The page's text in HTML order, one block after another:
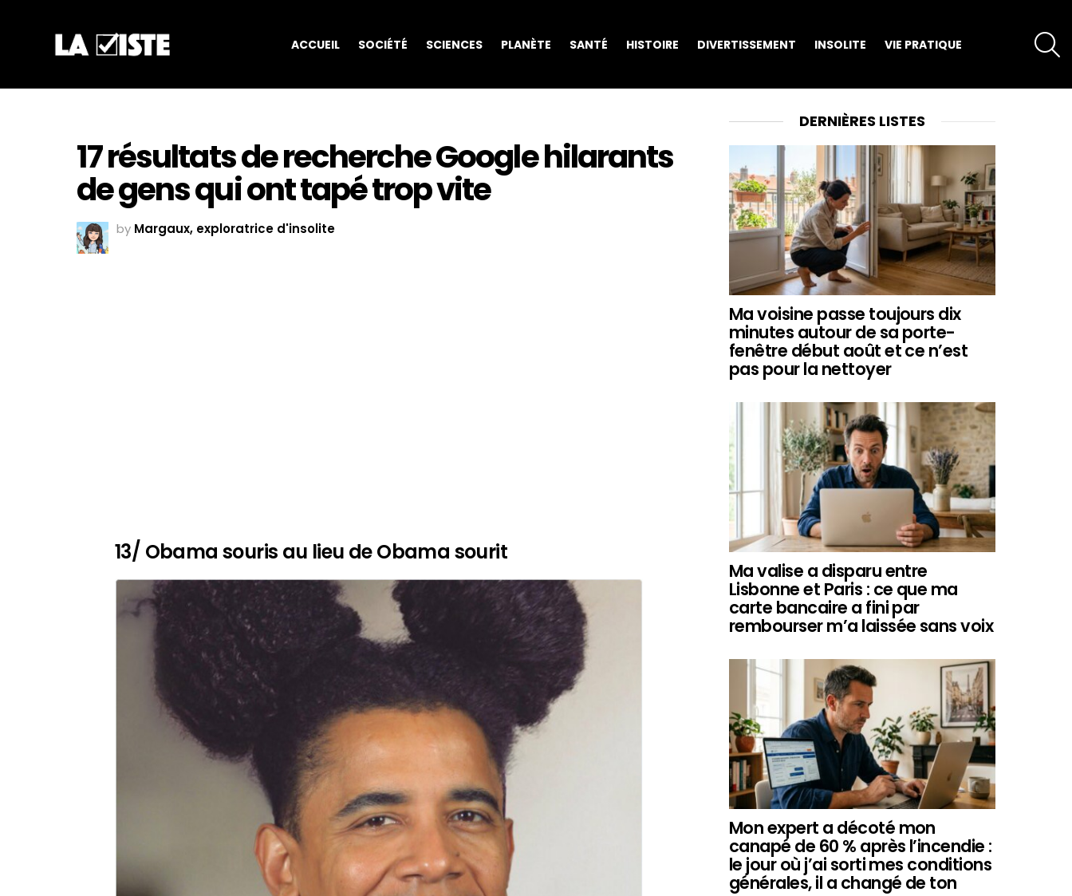
ACCUEIL SOCIÉTÉ SCIENCES PLANÈTE SANTÉ HISTOIRE DIVERTISSEMENT INSOLITE VIE PRATIQUE
17 résultats de recherche Google hilarants
de gens qui ont tapé trop vite
by Margaux, exploratrice d'insolite
13/ Obama souris au lieu de Obama sourit
DERNIÈRES LISTES
Ma voisine passe toujours dix
minutes autour de sa porte-
fenêtre début août et ce n’est
pas pour la nettoyer
Ma valise a disparu entre
Lisbonne et Paris : ce que ma
carte bancaire a fini par
rembourser m’a laissée sans voix
Mon expert a décoté mon
canapé de 60 % après l’incendie :
le jour où j’ai sorti mes conditions
générales, il a changé de ton